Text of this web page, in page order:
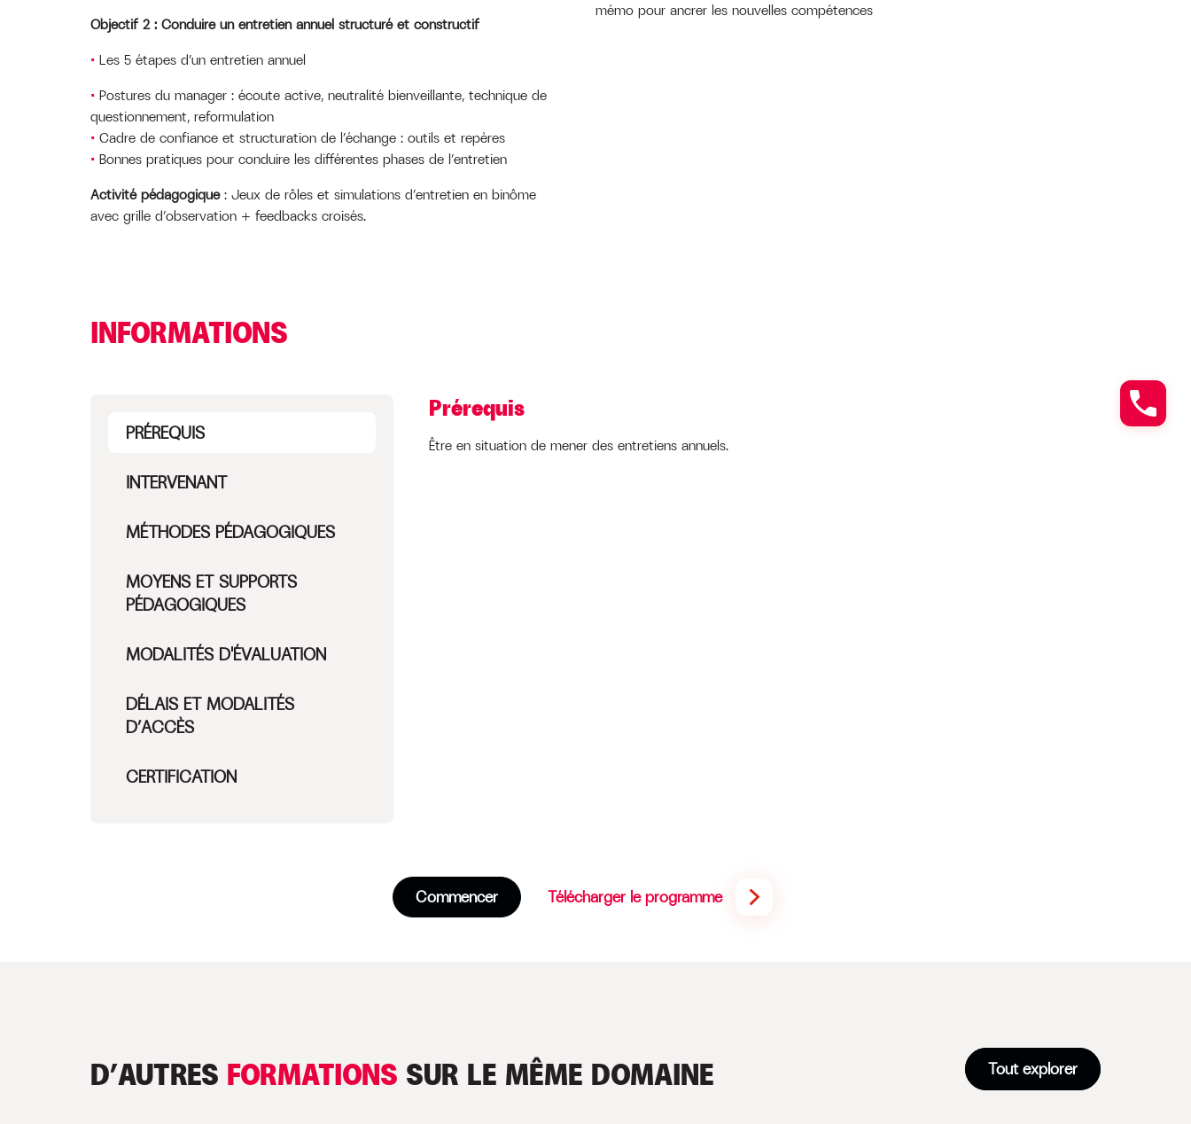
Objectif 2 : Conduire un entretien annuel structuré et constructif
Les 5 étapes d’un entretien annuel
Postures du manager : écoute active, neutralité bienveillante, technique de
questionnement, reformulation
Cadre de confiance et structuration de l’échange : outils et repères
Bonnes pratiques pour conduire les différentes phases de l’entretien
Activité pédagogique: Jeux de rôles et simulations d’entretien en binôme
avec grille d’observation + feedbacks croisés.
mémo pour ancrer les nouvelles compétences
INFORMATIONS
PRÉREQUIS
INTERVENANT
MÉTHODES PÉDAGOGIQUES
MOYENS ET SUPPORTS
PÉDAGOGIQUES
MODALITÉS D'ÉVALUATION
DÉLAIS ET MODALITÉS
D’ACCÈS
CERTIFICATION
Prérequis
Être en situation de mener des entretiens annuels.
Commencer Télécharger le programme
D’AUTRES FORMATIONS SUR LE MÊME DOMAINE Tout explorer